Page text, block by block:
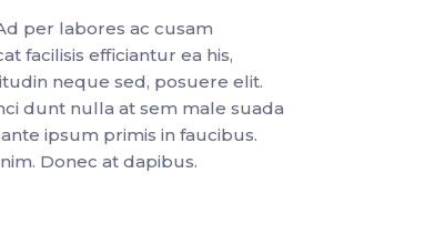
per labores ac cusam
facilisis efficiantur ea his,
neque sed, posuere elit.
dunt nulla at sem male suada
ipsum primis in faucibus.
Donec at dapibus.